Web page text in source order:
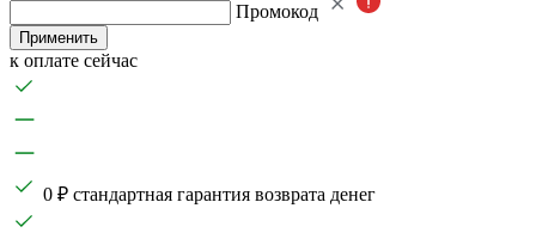
Промокод
Применить
к оплате сейчас
0 ₽ стандартная гарантия возврата денег